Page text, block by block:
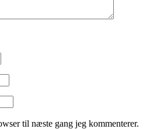
til næste gang jeg kommenterer.